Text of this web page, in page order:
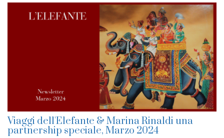
Viaggi dell'Elefante & Marina Rinaldi una
partnership speciale, Marzo 2024